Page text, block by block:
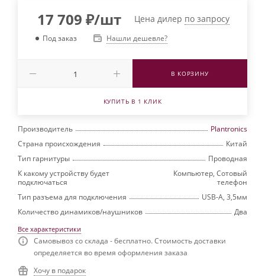
17 709 ₽/шт Цена дилер по запросу
Под заказ Нашли дешевле?
В КОРЗИНУ
КУПИТЬ В 1 КЛИК
Производитель
Plantronics
Страна происхождения
Китай
Тип гарнитуры
Проводная
К какому устройству будет
подключаться
Компьютер, Сотовый
телефон
Тип разъема для подключения
USB-A, 3,5мм
Количество динамиков/наушников
Два
Все характеристики
Самовывоз со склада - бесплатно. Стоимость доставки
определяется во время оформления заказа
Хочу в подарок